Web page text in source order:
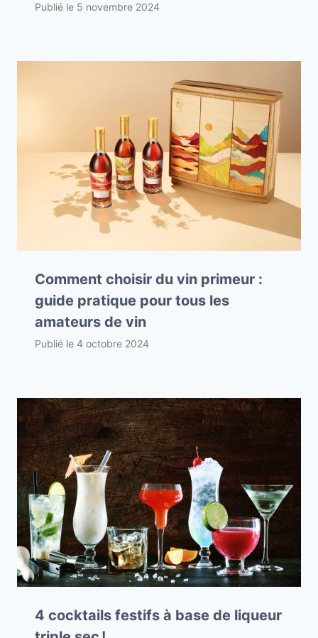
Publié le 5 novembre 2024
Comment choisir du vin primeur :
guide pratique pour tous les
amateurs de vin
Publié le 4 octobre 2024
4 cocktails festifs à base de liqueur